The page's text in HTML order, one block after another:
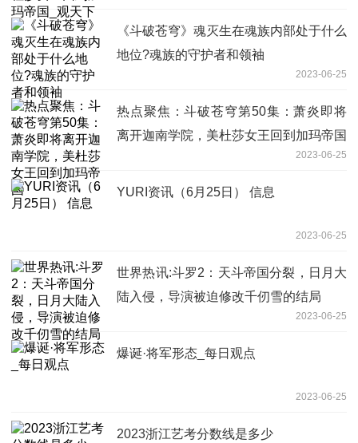
《斗破苍穹》魂灭生在魂族内部处于什么
地位?魂族的守护者和领袖
2023-06-25
热点聚焦：斗破苍穹第50集：萧炎即将
离开迦南学院，美杜莎女王回到加玛帝国
2023-06-25
YURI资讯（6月25日） 信息
2023-06-25
世界热讯:斗罗2：天斗帝国分裂，日月大
陆入侵，导演被迫修改千仞雪的结局
2023-06-25
爆诞·将军形态_每日观点
2023-06-25
2023浙江艺考分数线是多少